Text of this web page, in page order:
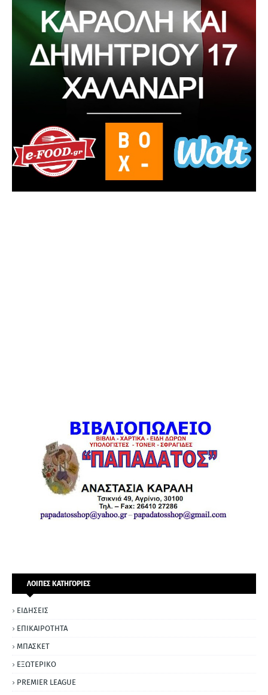
ΛΟΙΠΕΣ ΚΑΤΗΓΟΡΙΕΣ
ΕΙΔΗΣΕΙΣ
ΕΠΙΚΑΙΡΟΤΗΤΑ
ΜΠΑΣΚΕΤ
ΕΞΩΤΕΡΙΚΟ
PREMIER LEAGUE